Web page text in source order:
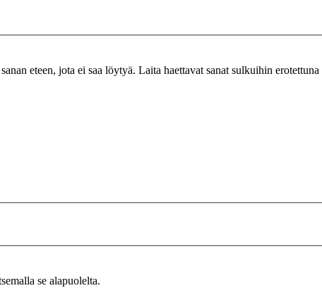
eteen, jota ei saa löytyä. Laita haettavat sanat sulkuihin erotettuna
se alapuolelta.